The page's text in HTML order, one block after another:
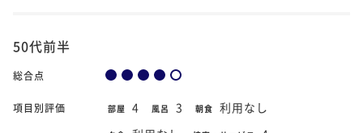
50代前半
総合点
項目別評価 部屋 4 風呂 3 朝食 利用なし